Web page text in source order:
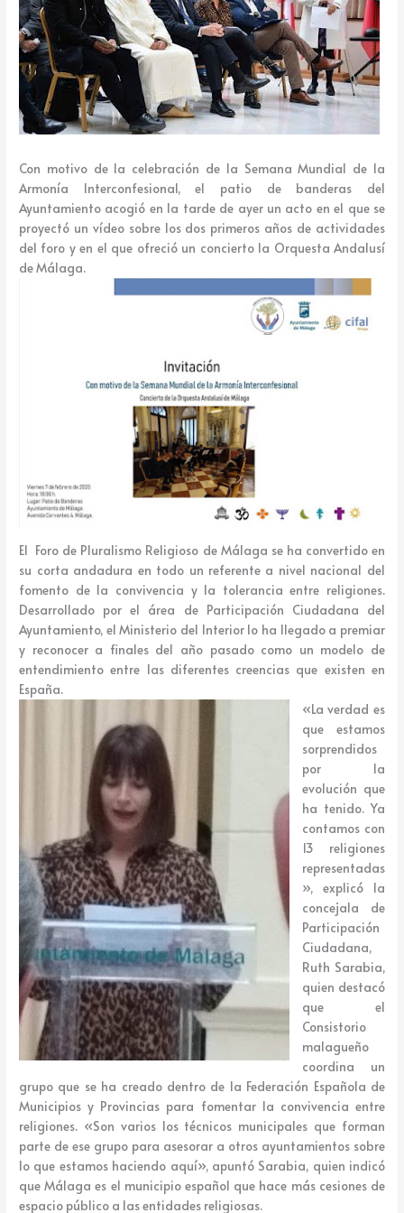
k e
Con motivo de la celebración de la Semana Mundial de la
Armonía Interconfesional, el patio de banderas del
Ayuntamiento acogió en la tarde de ayer un acto en el que se
proyectó un vídeo sobre los dos primeros años de actividades
del foro y en el que ofreció un concierto la Orquesta Andalusí
de Málaga.
El Foro de Pluralismo Religioso de Málaga se ha convertido en
su corta andadura en todo un referente a nivel nacional del
fomento de la convivencia y la tolerancia entre religiones.
Desarrollado por el área de Participación Ciudadana del
Ayuntamiento, el Ministerio del Interior lo ha llegado a premiar
y reconocer a finales del año pasado como un modelo de
entendimiento entre las diferentes creencias que existen en
España.
«La verdad es
que estamos
sorprendidos
por la
evolución que
ha tenido. Ya
contamos con
13 religiones
representadas
», explicó la
concejala de
Participación
Ciudadana,
Ruth Sarabia,
quien destacó
que el
Consistorio
malagueño
coordina un
grupo que se ha creado dentro de la Federación Española de
Municipios y Provincias para fomentar la convivencia entre
religiones. «Son varios los técnicos municipales que forman
parte de ese grupo para asesorar a otros ayuntamientos sobre
lo que estamos haciendo aquí», apuntó Sarabia, quien indicó
que Málaga es el municipio español que hace más cesiones de
espacio público a las entidades religiosas.